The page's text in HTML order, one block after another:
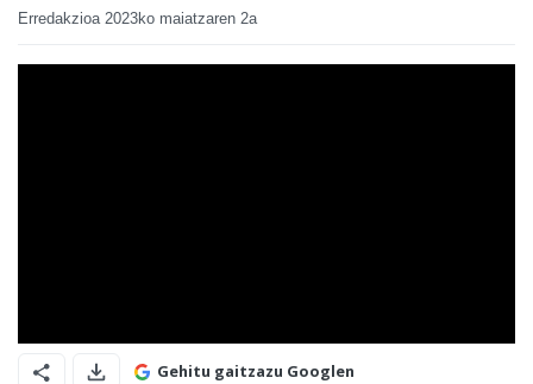
Erredakzioa 2023ko maiatzaren 2a
Gehitu gaitzazu Googlen